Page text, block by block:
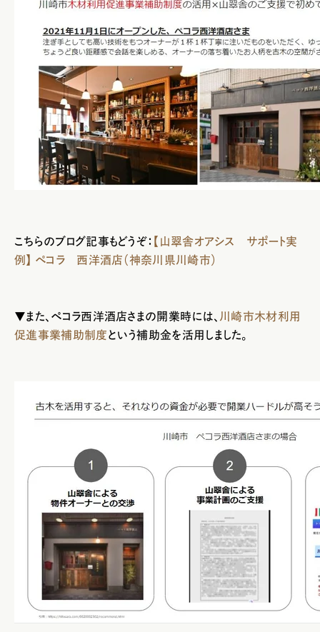
こちらのブログ記事もどうぞ： 【山翠舎オアシス サポート実
例】 ペコラ 西洋酒店（神奈川県川崎市）
▼また、ペコラ西洋酒店さまの開業時には、 川崎市木材利用
促進事業補助制度という補助金を活用しました。